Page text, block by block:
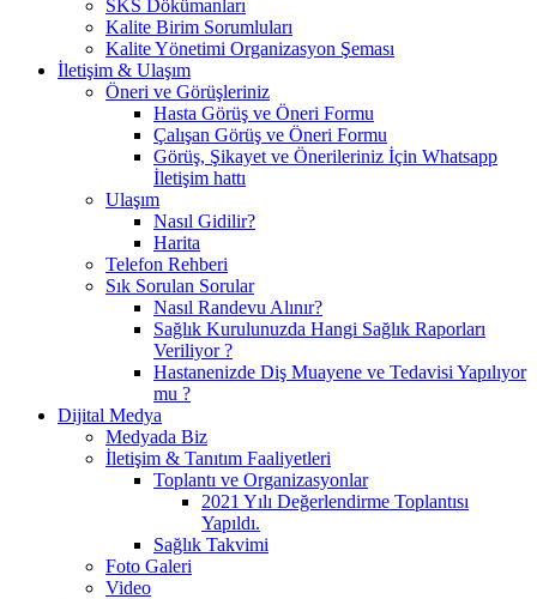
SKS Dökümanları
Kalite Birim Sorumluları
Kalite Yönetimi Organizasyon Şeması
İletişim & Ulaşım
Öneri ve Görüşleriniz
Hasta Görüş ve Öneri Formu
Çalışan Görüş ve Öneri Formu
Görüş, Şikayet ve Önerileriniz İçin Whatsapp
İletişim hattı
Ulaşım
Nasıl Gidilir?
Harita
Telefon Rehberi
Sık Sorulan Sorular
Nasıl Randevu Alınır?
Sağlık Kurulunuzda Hangi Sağlık Raporları
Veriliyor ?
Hastanenizde Diş Muayene ve Tedavisi Yapılıyor
mu ?
Dijital Medya
Medyada Biz
İletişim & Tanıtım Faaliyetleri
Toplantı ve Organizasyonlar
2021 Yılı Değerlendirme Toplantısı
Yapıldı.
Sağlık Takvimi
Foto Galeri
Video